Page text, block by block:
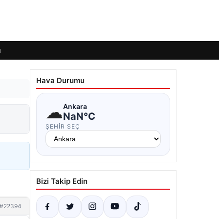
#22394
Hava Durumu
☁Ankara
NaN°C
ŞEHIR SEÇ
Bizi Takip Edin